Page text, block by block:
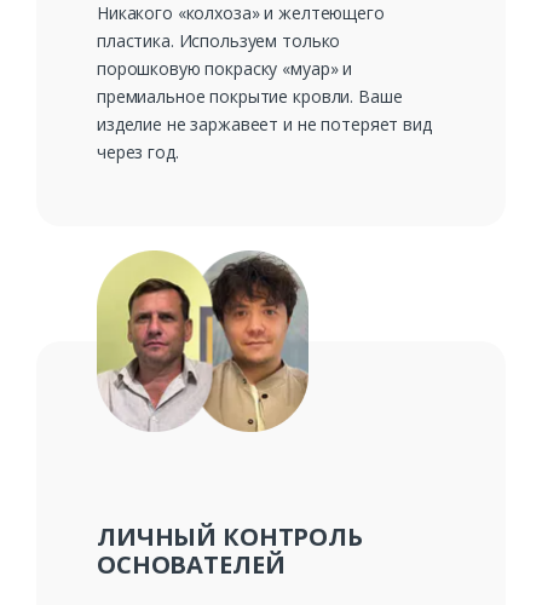
Никакого «колхоза» и желтеющего
пластика. Используем только
порошковую покраску «муар» и
премиальное покрытие кровли. Ваше
изделие не заржавеет и не потеряет вид
через год.
ЛИЧНЫЙ КОНТРОЛЬ
ОСНОВАТЕЛЕЙ